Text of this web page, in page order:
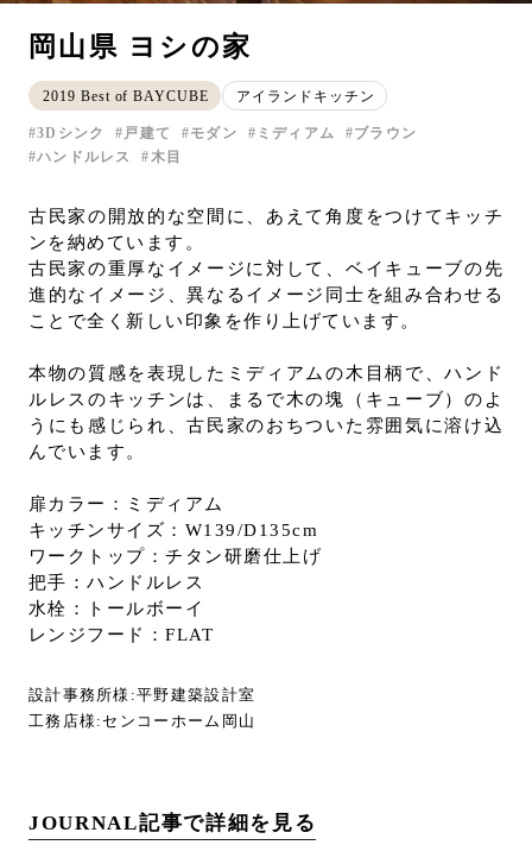
カタログを見る
よくあるご質問
サポート
LANGUAGE : JP
EN CN
オンライン見積もり
岡山県 ヨシの家
2019 Best of BAYCUBE アイランドキッチン
3Dシンク 戸建て モダン ミディアム
ブラウン
ハンドルレス
木目
古民家の開放的な空間に、あえて角度をつけてキッチ
ンを納めています。
古民家の重厚なイメージに対して、ベイキューブの先
進的なイメージ、異なるイメージ同士を組み合わせる
ことで全く新しい印象を作り上げています。
本物の質感を表現したミディアムの木目柄で、ハンド
ルレスのキッチンは、まるで木の塊（キューブ）のよ
うにも感じられ、古民家のおちついた雰囲気に溶け込
んでいます。
扉カラー：ミディアム
キッチンサイズ：W139/D135cm
ワークトップ：チタン研磨仕上げ
把手：ハンドルレス
水栓：トールボーイ
レンジフード：FLAT
設計事務所様:平野建築設計室
工務店様:センコーホーム岡山
JOURNAL記事で詳細を見る